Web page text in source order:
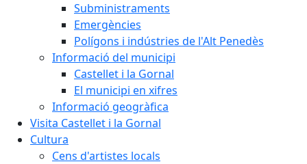
Subministraments
Emergències
Polígons i indústries de l'Alt Penedès
Informació del municipi
Castellet i la Gornal
El municipi en xifres
Informació geogràfica
Visita Castellet i la Gornal
Cultura
Cens d'artistes locals